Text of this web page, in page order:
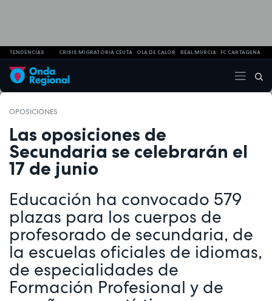
TENDENCIAS CRISIS MIGRATORIA CEUTA OLA DE CALOR REAL MURCIA FC CARTAGENA
OPOSICIONES
Las oposiciones de
Secundaria se celebrarán el
17 de junio
Educación ha convocado 579
plazas para los cuerpos de
profesorado de secundaria, de
la escuelas oficiales de idiomas,
de especialidades de
Formación Profesional y de